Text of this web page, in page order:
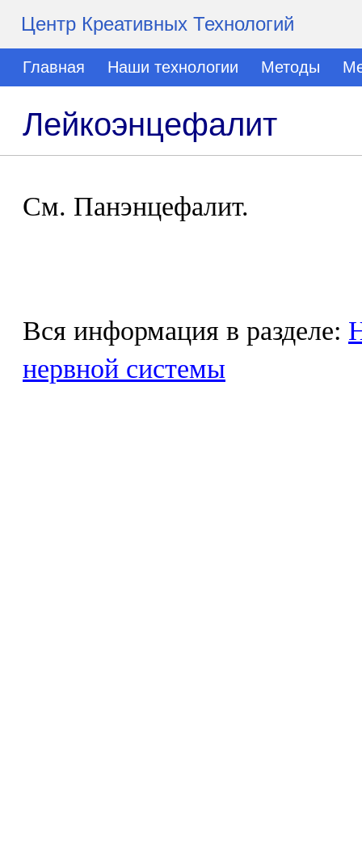
Центр Креативных Технологий
Главная Наши технологии Методы
Лейкоэнцефалит
См. Панэнцефалит.
Вся информация в разделе:
нервной системы